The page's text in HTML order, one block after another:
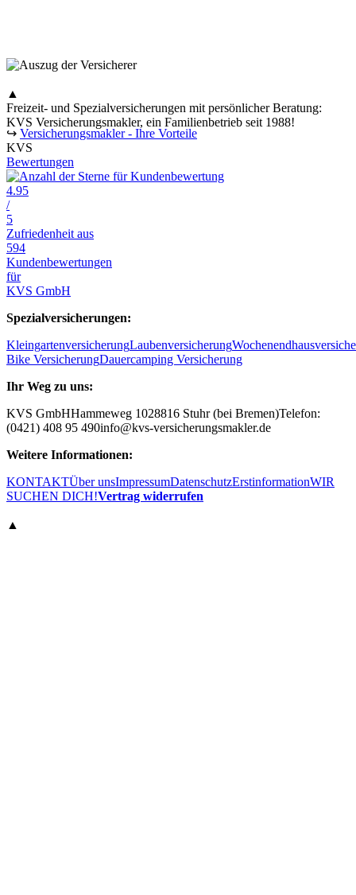
▲
Freizeit- und Spezialversicherungen mit persönlicher Beratung:
KVS Versicherungsmakler, ein Familienbetrieb seit 1988!
↪ Versicherungsmakler - Ihre Vorteile
KVS
Bewertungen
4.95
/
5
Zufriedenheit aus
594
Kundenbewertungen
für
KVS GmbH
Spezialversicherungen:
KleingartenversicherungLaubenversicherung
Bike VersicherungDauercamping Versicherung
Ihr Weg zu uns:
KVS GmbHHammeweg 1028816 Stuhr (bei Bremen)Telefon:
(0421) 408 95 490info@kvs-versicherungsmakler.de
Weitere Informationen:
KONTAKTÜber unsImpressumDatenschutzErstinformationWIR
SUCHEN DICH!Vertrag widerrufen
▲